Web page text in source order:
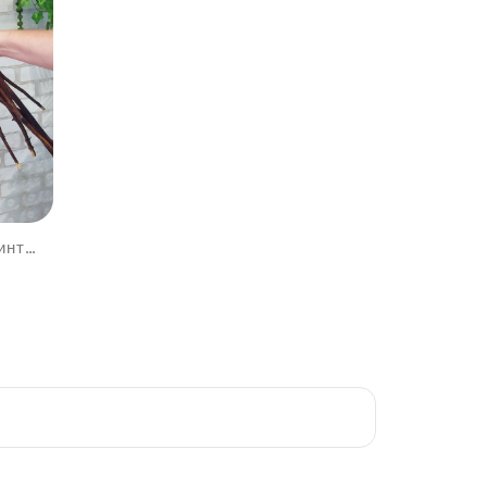
Корни натуральные для интерьера